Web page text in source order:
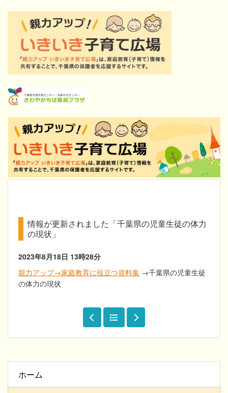
ホーム
情報が更新されました「千葉県の児童生徒の体力
の現状」
2023年8月18日 13時28分
親力アップ→家庭教育に役立つ資料集 →千葉県の児童生徒
の体力の現状